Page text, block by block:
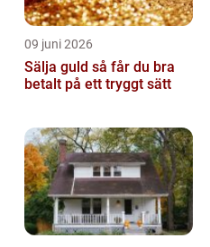
09 juni 2026
Sälja guld så får du bra
betalt på ett tryggt sätt